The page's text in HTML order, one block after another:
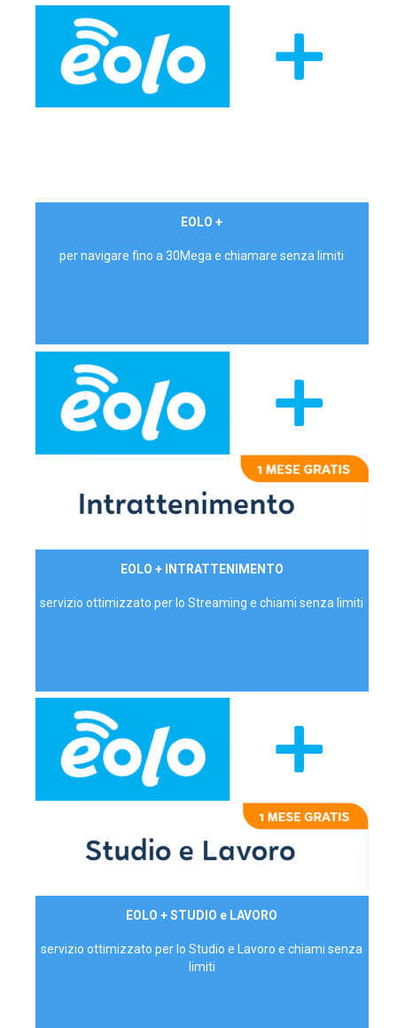
EOLO +
per navigare fino a 30Mega e chiamare senza limiti
EOLO + INTRATTENIMENTO
servizio ottimizzato per lo Streaming e chiami senza limiti
EOLO + STUDIO e LAVORO
servizio ottimizzato per lo Studio e Lavoro e chiami senza
limiti